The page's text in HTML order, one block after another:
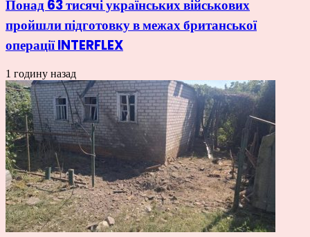
Понад 63 тисячі українських військових
пройшли підготовку в межах британської
операції INTERFLEX
1 годину назад